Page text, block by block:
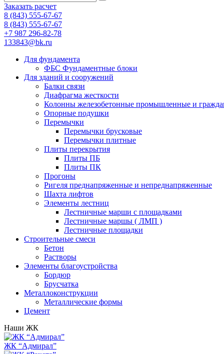
Заказать расчет
8 (843) 555-67-67
8 (843) 555-67-67
+7 987 296-82-78
133843@bk.ru
Для фундамента
ФБС Фундаментные блоки
Для зданий и сооружений
Балки связи
Диафрагма жесткости
Колонны железобетонные промышленные и
Опорные подушки
Перемычки
Перемычки брусковые
Перемычки плитные
Плиты перекрытия
Плиты ПБ
Плиты ПК
Прогоны
Ригеля преднапряженные и непреднапряженные
Шахта лифтов
Элементы лестниц
Лестничные марши с площадками
Лестничные маршы ( ЛМП )
Лестничные площадки
Строительные смеси
Бетон
Растворы
Элементы благоустройства
Бордюр
Брусчатка
Металлоконструкции
Металлические формы
Цемент
Наши ЖК
ЖК “Адмирал”